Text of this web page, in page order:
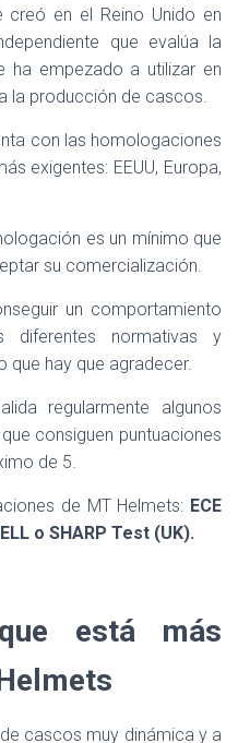
en el Reino Unido en
que evalúa la
empezado a utilizar en
la producción de cascos.
con las homologaciones
exigentes: EEUU, Europa,
es un mínimo que
su comercialización.
un comportamiento
normativas y
que hay que agradecer.
regularmente algunos
consiguen puntuaciones
de 5.
de MT Helmets: ECE
o SHARP Test (UK).
está más
cascos muy dinámica y a